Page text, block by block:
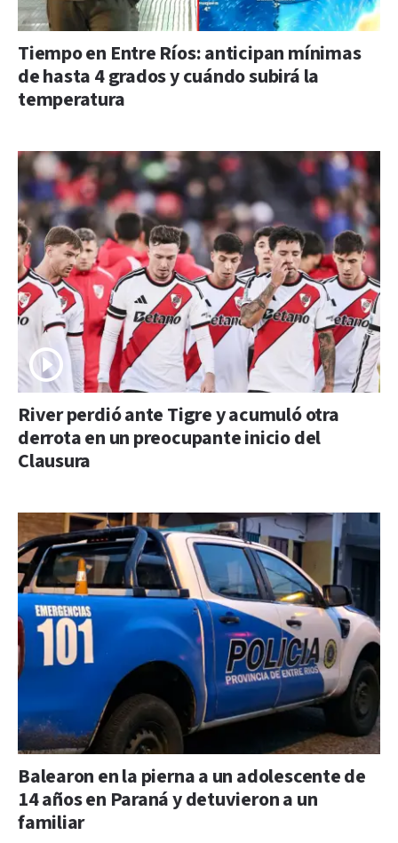
Tiempo en Entre Ríos: anticipan mínimas
de hasta 4 grados y cuándo subirá la
temperatura
River perdió ante Tigre y acumuló otra
derrota en un preocupante inicio del
Clausura
Balearon en la pierna a un adolescente de
14 años en Paraná y detuvieron a un
familiar